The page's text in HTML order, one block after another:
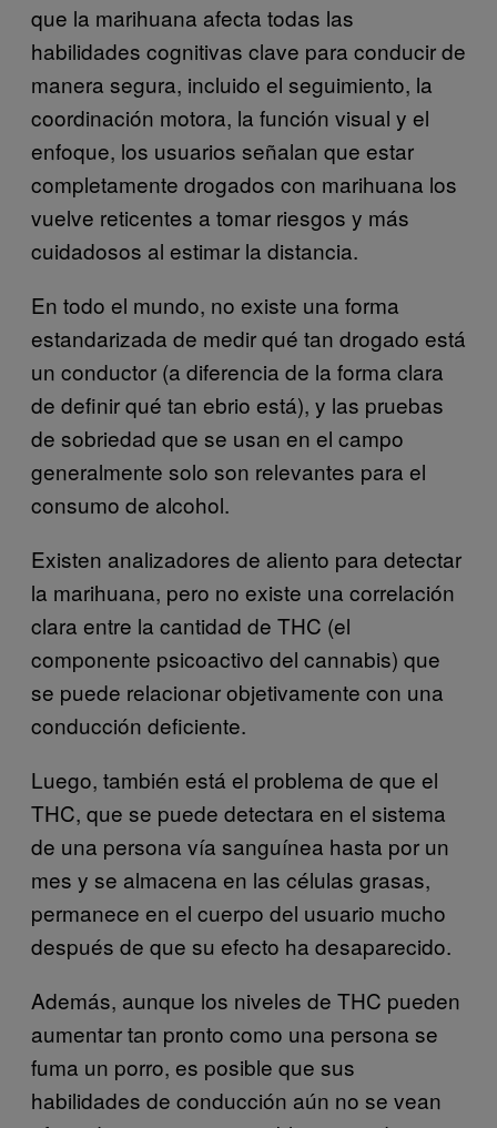
que la marihuana afecta todas las
habilidades cognitivas clave para conducir de
manera segura, incluido el seguimiento, la
coordinación motora, la función visual y el
enfoque, los usuarios señalan que estar
completamente drogados con marihuana los
vuelve reticentes a tomar riesgos y más
cuidadosos al estimar la distancia.
En todo el mundo, no existe una forma
estandarizada de medir qué tan drogado está
un conductor (a diferencia de la forma clara
de definir qué tan ebrio está), y las pruebas
de sobriedad que se usan en el campo
generalmente solo son relevantes para el
consumo de alcohol.
Existen analizadores de aliento para detectar
la marihuana, pero no existe una correlación
clara entre la cantidad de THC (el
componente psicoactivo del cannabis) que
se puede relacionar objetivamente con una
conducción deficiente.
Luego, también está el problema de que el
THC, que se puede detectara en el sistema
de una persona vía sanguínea hasta por un
mes y se almacena en las células grasas,
permanece en el cuerpo del usuario mucho
después de que su efecto ha desaparecido.
Además, aunque los niveles de THC pueden
aumentar tan pronto como una persona se
fuma un porro, es posible que sus
habilidades de conducción aún no se vean